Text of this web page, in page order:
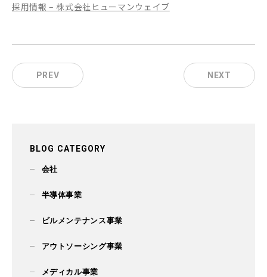
採用情報 – 株式会社ヒューマンウェイブ
PREV NEXT
BLOG CATEGORY
会社
半導体事業
ビルメンテナンス事業
アウトソーシング事業
メディカル事業